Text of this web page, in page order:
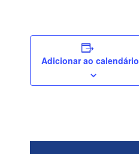
Adicionar ao calendário